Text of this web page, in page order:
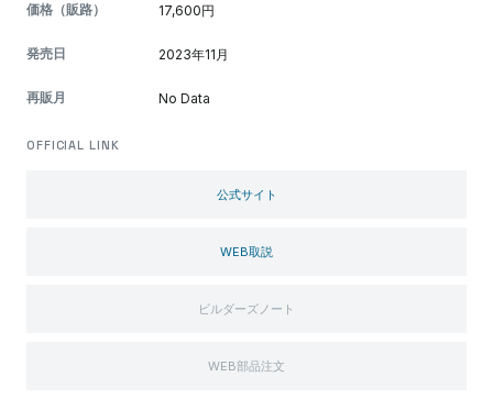
価格（販路） 17,600円
発売日 2023年11月
再販月 No Data
OFFICIAL LINK
公式サイト
WEB取説
ビルダーズノート
WEB部品注文